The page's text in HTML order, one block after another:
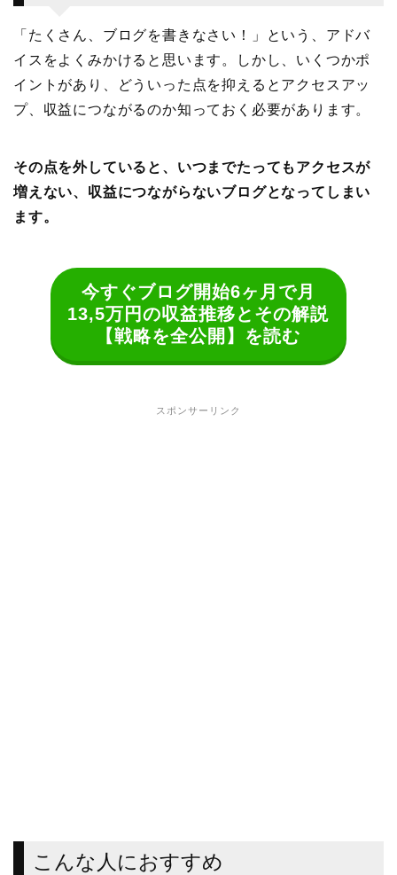
「たくさん、ブログを書きなさい！」という、アドバ
イスをよくみかけると思います。しかし、いくつかポ
イントがあり、どういった点を抑えるとアクセスアッ
プ、収益につながるのか知っておく必要があります。
その点を外していると、いつまでたってもアクセスが
増えない、収益につながらないブログとなってしまい
ます。
今すぐブログ開始6ヶ月で月
13,5万円の収益推移とその解説
【戦略を全公開】を読む
スポンサーリンク
こんな人におすすめ